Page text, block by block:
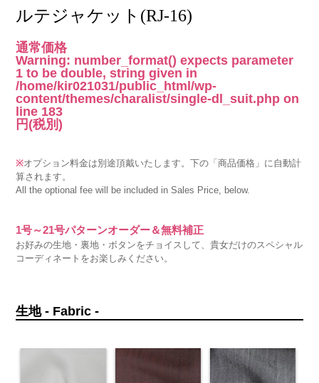
ルテジャケット(RJ-16)
通常価格
Warning: number_format() expects parameter
1 to be double, string given in
/home/kir021031/public_html/wp-
content/themes/charalist/single-dl_suit.php on
line 183
円 (税別)
※オプション料金は別途頂戴いたします。下の「商品価格」に自動計
算されます。
All the optional fee will be included in Sales Price, below.
1号～21号パターンオーダー＆無料補正
お好みの生地・裏地・ボタンをチョイスして、貴女だけのスペシャル
コーディネートをお楽しみください。
生地 - Fabric -